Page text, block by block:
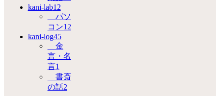
kani-lab12
パソ
コン12
kani-log45
金
言・名
言1
書斎
の話2